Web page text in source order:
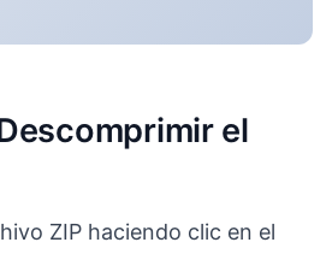
el
ZIP haciendo clic en el